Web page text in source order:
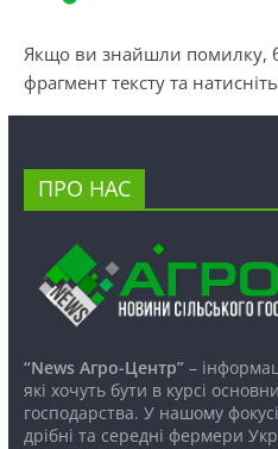
Якщо ви знайшли помилку,
фрагмент тексту та натисніть
ПРО НАС
“News Агро-Центр”–
які хочуть бути в курсі
господарства. У нашому
дрібні та середні фермери